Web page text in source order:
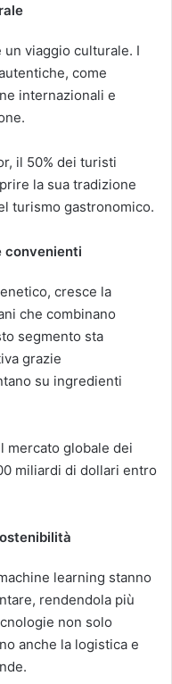
viaggio culturale. I
come
internazionali e
il 50% dei turisti
la sua tradizione
turismo gastronomico.
convenienti
cresce la
che combinano
segmento sta
grazie
su ingredienti
mercato globale dei
miliardi di dollari entro
learning stanno
rendendola più
non solo
anche la logistica e